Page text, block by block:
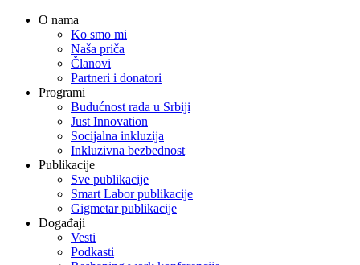
O nama
Ko smo mi
Naša priča
Članovi
Partneri i donatori
Programi
Budućnost rada u Srbiji
Just Innovation
Socijalna inkluzija
Inkluzivna bezbednost
Publikacije
Sve publikacije
Smart Labor publikacije
Gigmetar publikacije
Događaji
Vesti
Podkasti